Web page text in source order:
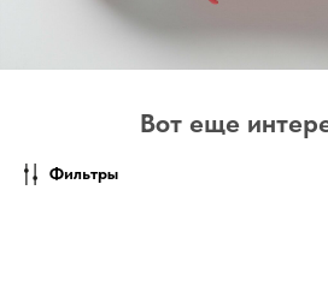
Вот еще
Фильтры